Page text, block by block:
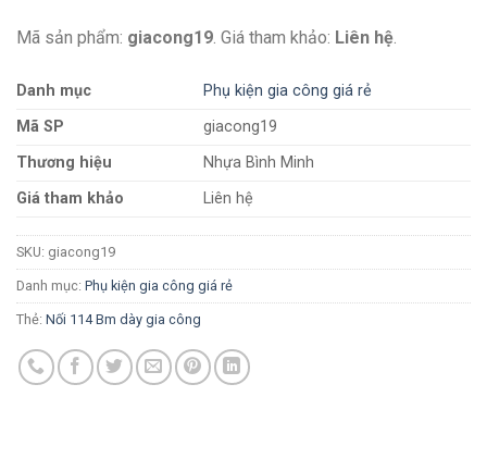
Mã sản phẩm: giacong19. Giá tham khảo: Liên hệ.
Danh mục
Phụ kiện gia công giá rẻ
Mã SP
giacong19
Thương hiệu
Nhựa Bình Minh
Giá tham khảo
Liên hệ
SKU: giacong19
Danh mục: Phụ kiện gia công giá rẻ
Thẻ: Nối 114 Bm dày gia công